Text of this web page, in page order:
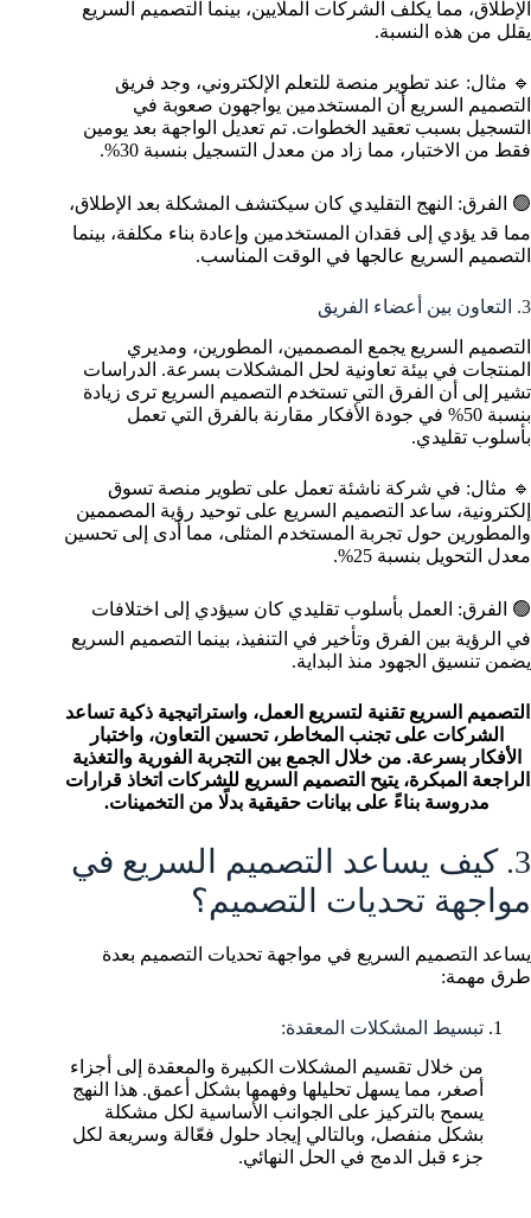
الإطلاق، مما يكلف الشركات الملايين، بينما التصميم السريع
يقلل من هذه النسبة.
🔹 مثال: عند تطوير منصة للتعلم الإلكتروني، وجد فريق
التصميم السريع أن المستخدمين يواجهون صعوبة في
التسجيل بسبب تعقيد الخطوات. تم تعديل الواجهة بعد يومين
فقط من الاختبار، مما زاد من معدل التسجيل بنسبة 30%.
🟢 الفرق: النهج التقليدي كان سيكتشف المشكلة بعد الإطلاق،
مما قد يؤدي إلى فقدان المستخدمين وإعادة بناء مكلفة، بينما
التصميم السريع عالجها في الوقت المناسب.
3. التعاون بين أعضاء الفريق
التصميم السريع يجمع المصممين، المطورين، ومديري
المنتجات في بيئة تعاونية لحل المشكلات بسرعة. الدراسات
تشير إلى أن الفرق التي تستخدم التصميم السريع ترى زيادة
بنسبة 50% في جودة الأفكار مقارنة بالفرق التي تعمل
بأسلوب تقليدي.
🔹 مثال: في شركة ناشئة تعمل على تطوير منصة تسوق
إلكترونية، ساعد التصميم السريع على توحيد رؤية المصممين
والمطورين حول تجربة المستخدم المثلى، مما أدى إلى تحسين
معدل التحويل بنسبة 25%.
🟢 الفرق: العمل بأسلوب تقليدي كان سيؤدي إلى اختلافات
في الرؤية بين الفرق وتأخير في التنفيذ، بينما التصميم السريع
يضمن تنسيق الجهود منذ البداية.
التصميم السريع تقنية لتسريع العمل، واستراتيجية ذكية تساعد
الشركات على تجنب المخاطر، تحسين التعاون، واختبار
الأفكار بسرعة. من خلال الجمع بين التجربة الفورية والتغذية
الراجعة المبكرة، يتيح التصميم السريع للشركات اتخاذ قرارات
مدروسة بناءً على بيانات حقيقية بدلًا من التخمينات.
3. كيف يساعد التصميم السريع في
مواجهة تحديات التصميم؟
يساعد التصميم السريع في مواجهة تحديات التصميم بعدة
طرق مهمة:
تبسيط المشكلات المعقدة:
من خلال تقسيم المشكلات الكبيرة والمعقدة إلى أجزاء
أصغر، مما يسهل تحليلها وفهمها بشكل أعمق. هذا النهج
يسمح بالتركيز على الجوانب الأساسية لكل مشكلة
بشكل منفصل، وبالتالي إيجاد حلول فعّالة وسريعة لكل
جزء قبل الدمج في الحل النهائي.